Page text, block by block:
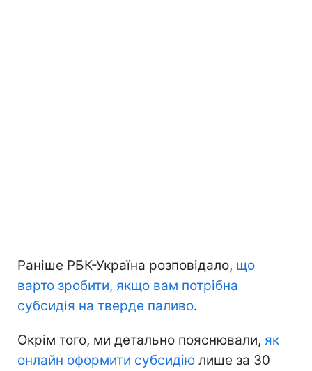
Раніше РБК-Україна розповідало, що
варто зробити, якщо вам потрібна
субсидія на тверде паливо.
Окрім того, ми детально пояснювали, як
онлайн оформити субсидію лише за 30